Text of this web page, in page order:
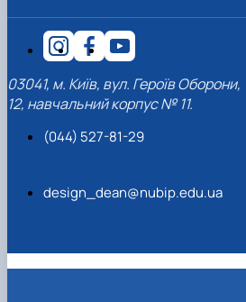
03041, м. Київ, вул. Героїв Оборони,
12, навчальний корпус № 11.
(044) 527-81-29
design_dean@nubip.edu.ua